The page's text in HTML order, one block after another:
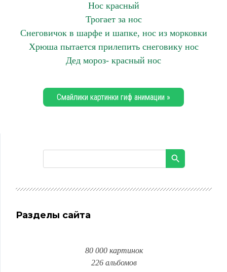
Нос красный
Трогает за нос
Снеговичок в шарфе и шапке, нос из морковки
Хрюша пытается прилепить снеговику нос
Дед мороз- красный нос
Смайлики картинки гиф анимации »
Разделы сайта
80 000 картинок
226 альбомов